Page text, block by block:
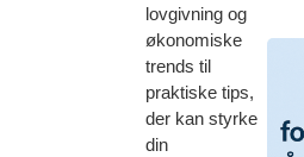
lovgivning og
økonomiske
trends til
praktiske tips,
der kan styrke
din